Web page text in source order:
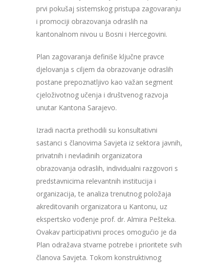
prvi pokušaj sistemskog pristupa zagovaranju
i promociji obrazovanja odraslih na
kantonalnom nivou u Bosni i Hercegovini.
Plan zagovaranja definiše ključne pravce
djelovanja s ciljem da obrazovanje odraslih
postane prepoznatljivo kao važan segment
cjeloživotnog učenja i društvenog razvoja
unutar Kantona Sarajevo.
Izradi nacrta prethodili su konsultativni
sastanci s članovima Savjeta iz sektora javnih,
privatnih i nevladinih organizatora
obrazovanja odraslih, individualni razgovori s
predstavnicima relevantnih institucija i
organizacija, te analiza trenutnog položaja
akreditovanih organizatora u Kantonu, uz
ekspertsko vođenje prof. dr. Almira Pešteka.
Ovakav participativni proces omogućio je da
Plan odražava stvarne potrebe i prioritete svih
članova Savjeta. Tokom konstruktivnog